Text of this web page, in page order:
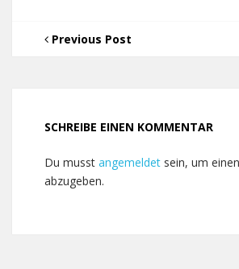
Previous Post
SCHREIBE EINEN KOMMENTAR
Du musst angemeldet sein, um
abzugeben.